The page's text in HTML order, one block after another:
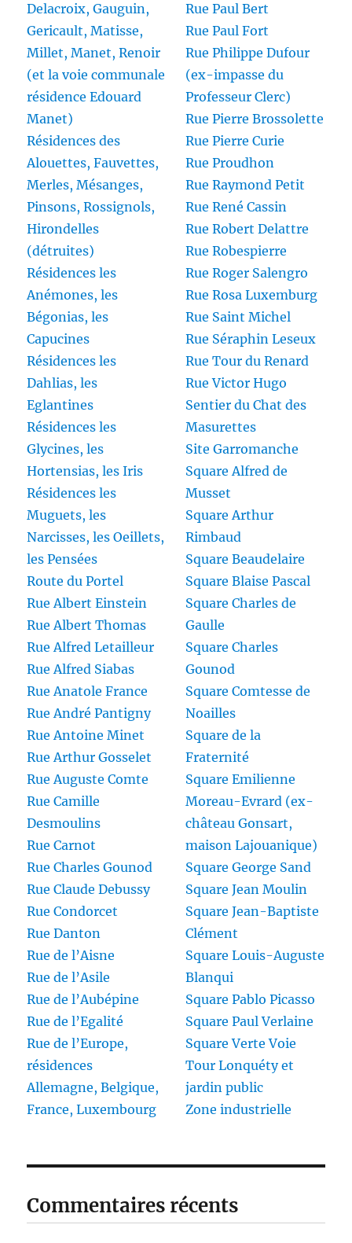
Delacroix, Gauguin,
Gericault, Matisse,
Millet, Manet, Renoir
(et la voie communale
résidence Edouard
Manet)
Résidences des
Alouettes, Fauvettes,
Merles, Mésanges,
Pinsons, Rossignols,
Hirondelles
(détruites)
Résidences les
Anémones, les
Bégonias, les
Capucines
Résidences les
Dahlias, les
Eglantines
Résidences les
Glycines, les
Hortensias, les Iris
Résidences les
Muguets, les
Narcisses, les Oeillets,
les Pensées
Route du Portel
Rue Albert Einstein
Rue Albert Thomas
Rue Alfred Letailleur
Rue Alfred Siabas
Rue Anatole France
Rue André Pantigny
Rue Antoine Minet
Rue Arthur Gosselet
Rue Auguste Comte
Rue Camille
Desmoulins
Rue Carnot
Rue Charles Gounod
Rue Claude Debussy
Rue Condorcet
Rue Danton
Rue de l’Aisne
Rue de l’Asile
Rue de l’Aubépine
Rue de l’Egalité
Rue de l’Europe,
résidences
Allemagne, Belgique,
France, Luxembourg
Rue Paul Bert
Rue Paul Fort
Rue Philippe Dufour
(ex-impasse du
Professeur Clerc)
Rue Pierre Brossolette
Rue Pierre Curie
Rue Proudhon
Rue Raymond Petit
Rue René Cassin
Rue Robert Delattre
Rue Robespierre
Rue Roger Salengro
Rue Rosa Luxemburg
Rue Saint Michel
Rue Séraphin Leseux
Rue Tour du Renard
Rue Victor Hugo
Sentier du Chat des
Masurettes
Site Garromanche
Square Alfred de
Musset
Square Arthur
Rimbaud
Square Beaudelaire
Square Blaise Pascal
Square Charles de
Gaulle
Square Charles
Gounod
Square Comtesse de
Noailles
Square de la
Fraternité
Square Emilienne
Moreau-Evrard (ex-
château Gonsart,
maison Lajouanique)
Square George Sand
Square Jean Moulin
Square Jean-Baptiste
Clément
Square Louis-Auguste
Blanqui
Square Pablo Picasso
Square Paul Verlaine
Square Verte Voie
Tour Lonquéty et
jardin public
Zone industrielle
Commentaires récents